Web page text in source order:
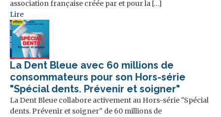
association française créée par et pour la […]
Lire
La Dent Bleue avec 60 millions de
consommateurs pour son Hors-série
"Spécial dents. Prévenir et soigner"
La Dent Bleue collabore activement au Hors-série "Spécial
dents. Prévenir et soigner" de 60 millions de